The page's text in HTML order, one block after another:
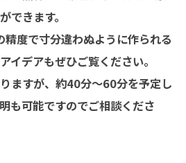
できます。
度で寸分違わぬように作られる
イデアもぜひご覧ください。
ますが、約40分～60分を予定し
も可能ですのでご相談くださ